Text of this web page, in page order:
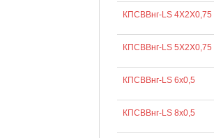
КПСВВнг-LS 4Х2Х0,75
КПСВВнг-LS 5Х2Х0,75
КПСВВнг-LS 6х0,5
КПСВВнг-LS 8х0,5